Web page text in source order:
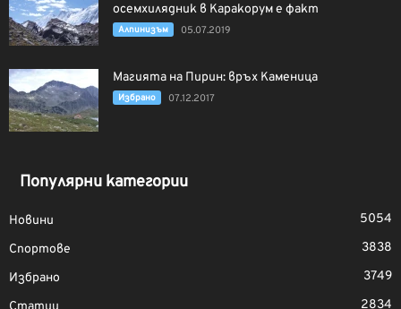
осемхилядник в Каракорум е факт
Алпинизъм 05.07.2019
Магията на Пирин: връх Каменица
Избрано 07.12.2017
Популярни категории
Новини
5054
Спортове
3838
Избрано
3749
2834